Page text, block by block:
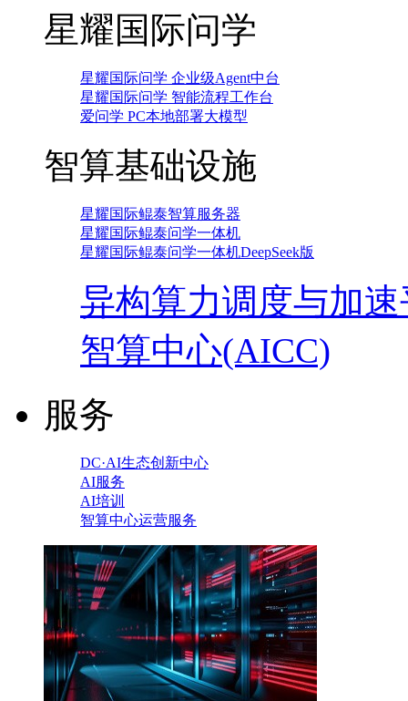
星耀国际问学
星耀国际问学 企业级Agent中台
星耀国际问学 智能流程工作台
爱问学 PC本地部署大模型
智算基础设施
星耀国际鲲泰智算服务器
星耀国际鲲泰问学一体机
星耀国际鲲泰问学一体机DeepSeek版
异构算力调度与加
智算中心(AICC)
服务
DC·AI生态创新中心
AI服务
AI培训
智算中心运营服务